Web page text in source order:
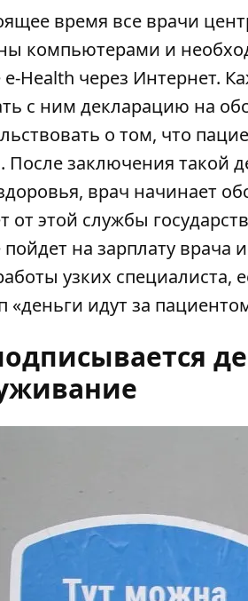
время все врачи
компьютерами и
e-Health через Интернет.
с ним декларацию на
о том, что
После заключения такой
врач начинает
от этой службы
пойдет на зарплату
узких специалиста,
«деньги идут за